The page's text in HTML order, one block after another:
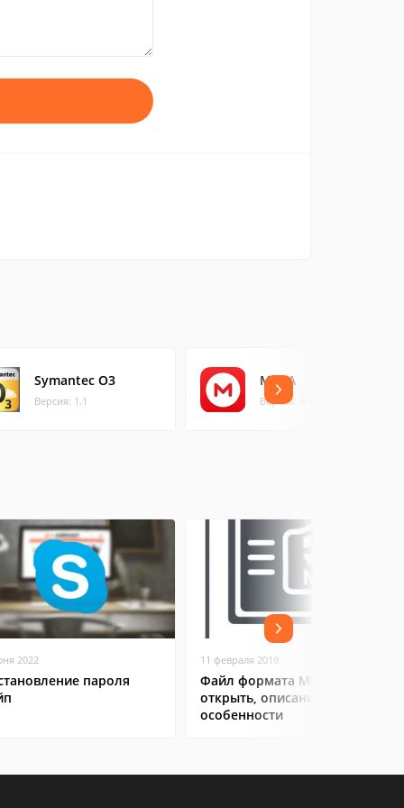
Symantec O3
Версия: 1.1
MEGA
Версия: 9.11
2022
пароля
11 февраля 2019
Файл формата MP4: чем
открыть, описание,
особенности